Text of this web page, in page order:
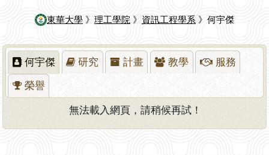
東華大學 》 理工學院 》 資訊工程學系 》何宇傑
何宇傑 研究 計畫 教學 服務
榮譽
無法載入網頁，請稍候再試！